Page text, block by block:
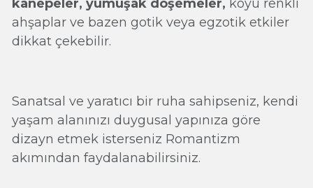
kanepeler, yumuşak döşemeler, koyu renkli
ahşaplar ve bazen gotik veya egzotik etkiler
dikkat çekebilir.
Sanatsal ve yaratıcı bir ruha sahipseniz, kendi
yaşam alanınızı duygusal yapınıza göre
dizayn etmek isterseniz Romantizm
akımından faydalanabilirsiniz.